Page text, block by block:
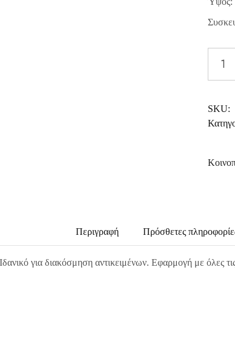
SKU:
Περιγραφή Πρόσθετες
για διακόσμηση αντικειμένων. Εφαρμογή με όλες